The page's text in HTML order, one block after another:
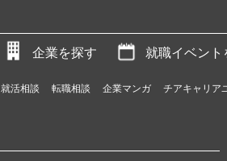
企業を探す 就職イベント
就活相談 転職相談 企業マンガ チアキャリア